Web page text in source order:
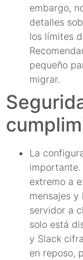
embargo,
detalles
los límites
pequeño
migrar.
La
extremo a
mensajes
servidor a
solo está
y Slack
en reposo,